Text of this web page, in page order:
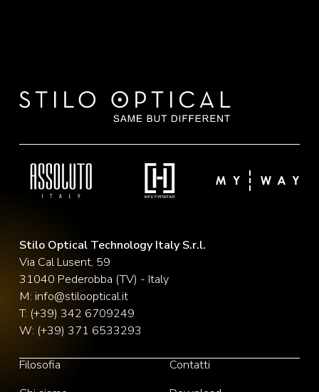
Stilo Optical Technology Italy S.r.l.
Via Cal Lusent, 59
31040 Pederobba (TV) - Italy
M: info@stilooptical.it
T: (+39) 342 6709249
W: (+39) 371 6533293
Filosofia
Contatti